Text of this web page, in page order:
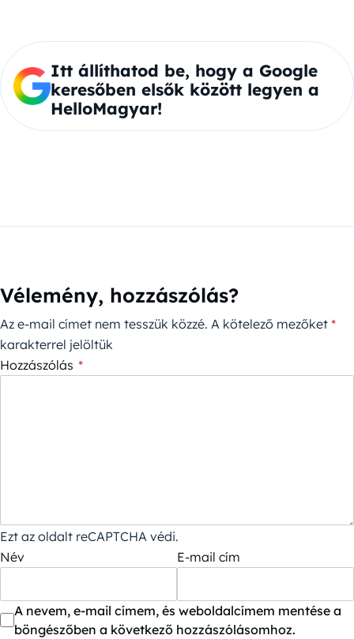
Itt állíthatod be, hogy a Google
keresőben elsők között legyen a
HelloMagyar!
Vélemény, hozzászólás?
Az e-mail címet nem tesszük közzé. A kötelező mezőket *
karakterrel jelöltük
Hozzászólás *
Ezt az oldalt reCAPTCHA védi.
Név
E-mail cím
A nevem, e-mail címem, és weboldalcímem mentése a
böngészőben a következő hozzászólásomhoz.